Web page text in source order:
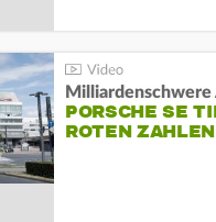
Milliardenschwere
PORSCHE SE
ROTEN ZAHLEN